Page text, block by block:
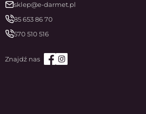
sklep@e-darmet.pl
85 653 86 70
570 510 516